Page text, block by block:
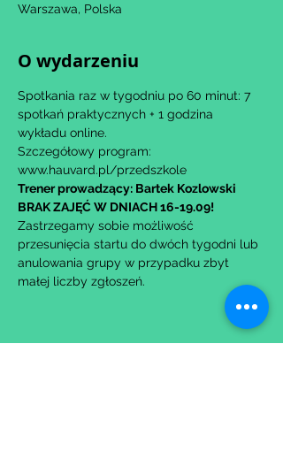
Warszawa, Polska
O wydarzeniu
Spotkania raz w tygodniu po 60 minut: 7
spotkań praktycznych + 1 godzina
wykładu online.
Szczegółowy program:
www.hauvard.pl/przedszkole
Trener prowadzący: Bartek Kozlowski
BRAK ZAJĘĆ W DNIACH 16-19.09!
Zastrzegamy sobie możliwość
przesunięcia startu do dwóch tygodni lub
anulowania grupy w przypadku zbyt
małej liczby zgłoszeń.